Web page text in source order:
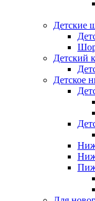
Детские
Детский
Детское